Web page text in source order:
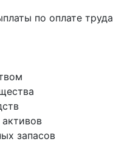
по оплате труда
запасов